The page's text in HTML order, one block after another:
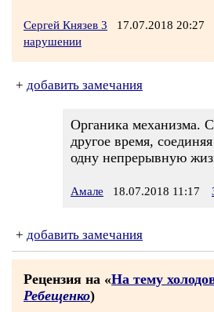
Сергей Князев 3 17.07.2018 20:27
нарушении
+ добавить замечания
Органика механизма.
другое время,
одну непрерывную
Амале 18.07.2018 11:17
+ добавить замечания
Рецензия на «На тему
Ребещенко)